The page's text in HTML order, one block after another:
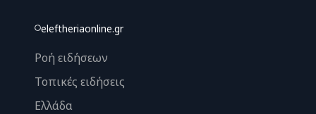
eleftheriaonline.gr
Ροή ειδήσεων
Τοπικές ειδήσεις
Ελλάδα